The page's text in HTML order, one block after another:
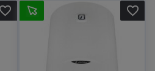
favorite_border favorite_border